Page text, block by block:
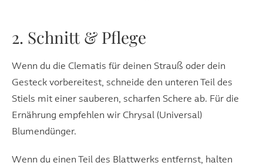
2. Schnitt & Pflege
Wenn du die Clematis für deinen Strauß oder dein
Gesteck vorbereitest, schneide den unteren Teil des
Stiels mit einer sauberen, scharfen Schere ab. Für die
Ernährung empfehlen wir Chrysal (Universal)
Blumendünger.
Wenn du einen Teil des Blattwerks entfernst, halten